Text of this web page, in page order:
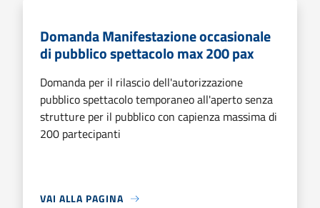
Domanda Manifestazione occasionale
di pubblico spettacolo max 200 pax
Domanda per il rilascio dell'autorizzazione
pubblico spettacolo temporaneo all'aperto senza
strutture per il pubblico con capienza massima di
200 partecipanti
VAI ALLA PAGINA